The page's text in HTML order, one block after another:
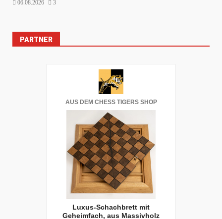
06.08.2026 3
PARTNER
AUS DEM CHESS TIGERS SHOP
Luxus-Schachbrett mit
Geheimfach, aus Massivholz